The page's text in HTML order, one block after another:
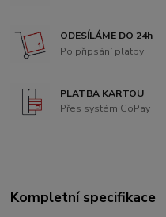
ODESÍLÁME DO 24h
Po připsání platby
PLATBA KARTOU
Přes systém GoPay
Kompletní specifikace